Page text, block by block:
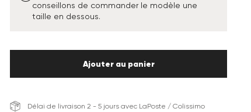
conseillons de commander le modèle une
taille en dessous.
Ajouter au panier
Délai de livraison 2 - 5 jours avec LaPoste / Colissimo